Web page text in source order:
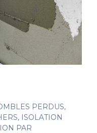
PERDUS,
, ISOLATION
PAR